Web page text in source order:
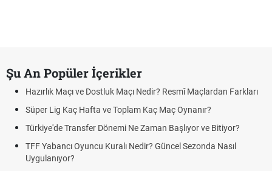
Şu An Popüler İçerikler
Hazırlık Maçı ve Dostluk Maçı Nedir? Resmî Maçlardan Farkları
Süper Lig Kaç Hafta ve Toplam Kaç Maç Oynanır?
Türkiye'de Transfer Dönemi Ne Zaman Başlıyor ve Bitiyor?
TFF Yabancı Oyuncu Kuralı Nedir? Güncel Sezonda Nasıl
Uygulanıyor?